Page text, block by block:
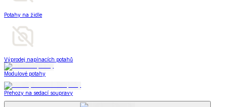
Potahy na židle
Výprodej napínacích potahů
Modulové potahy
Přehozy na sedací soupravy